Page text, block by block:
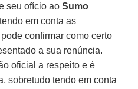
seu ofício aoSumo
em conta as
confirmar como certo
a sua renúncia.
oficial a respeito e é
sobretudo tendo em conta